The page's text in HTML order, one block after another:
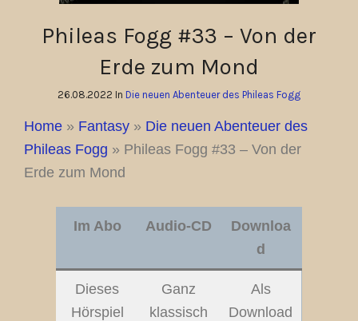
Phileas Fogg #33 – Von der
Erde zum Mond
26.08.2022 In Die neuen Abenteuer des Phileas Fogg
Home » Fantasy » Die neuen Abenteuer des
Phileas Fogg » Phileas Fogg #33 – Von der
Erde zum Mond
Im Abo Audio-CD
Downloa
d
Dieses
Hörspiel
Ganz
klassisch
Als
Download